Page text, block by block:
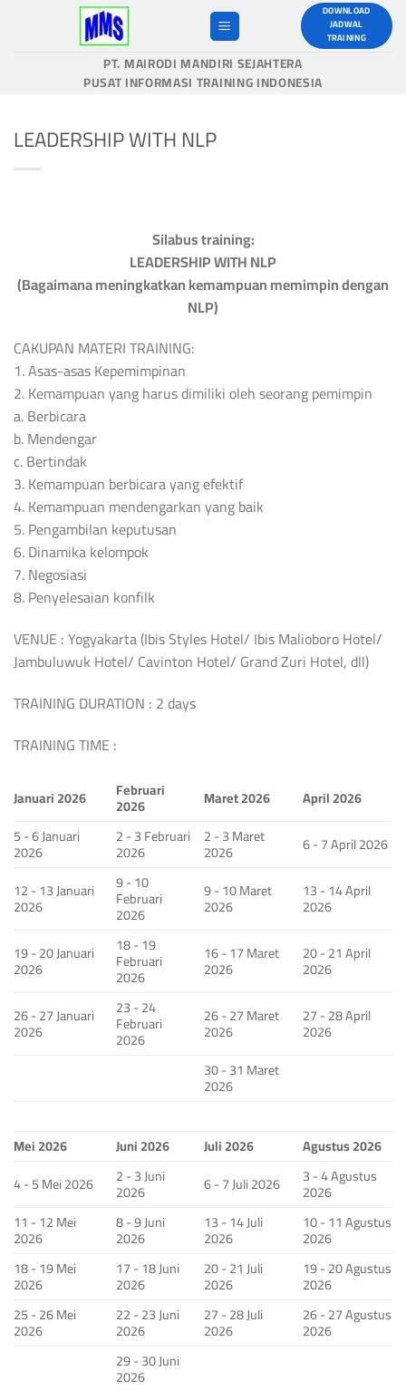
DOWNLOAD
JADWAL
TRAINING
PT. MAIRODI MANDIRI SEJAHTERA
PUSAT INFORMASI TRAINING INDONESIA
LEADERSHIP WITH NLP
Silabus training:
LEADERSHIP WITH NLP
(Bagaimana meningkatkan kemampuan memimpin dengan
NLP)
CAKUPAN MATERI TRAINING:
1. Asas-asas Kepemimpinan
2. Kemampuan yang harus dimiliki oleh seorang pemimpin
a. Berbicara
b. Mendengar
c. Bertindak
3. Kemampuan berbicara yang efektif
4. Kemampuan mendengarkan yang baik
5. Pengambilan keputusan
6. Dinamika kelompok
7. Negosiasi
8. Penyelesaian konfilk
VENUE : Yogyakarta (Ibis Styles Hotel/ Ibis Malioboro Hotel/
Jambuluwuk Hotel/ Cavinton Hotel/ Grand Zuri Hotel, dll)
TRAINING DURATION : 2 days
TRAINING TIME :
Januari 2026 Februari
2026 Maret 2026
April 2026
5 - 6 Januari
2026
2 - 3 Februari
2026
2 - 3 Maret
2026
6 - 7 April 2026
12 - 13 Januari
2026
9 - 10
Februari
2026
9 - 10 Maret
2026
13 - 14 April
2026
19 - 20 Januari
2026
18 - 19
Februari
2026
16 - 17 Maret
2026
20 - 21 April
2026
26 - 27 Januari
2026
23 - 24
Februari
2026
26 - 27 Maret
2026
27 - 28 April
2026
30 - 31 Maret
2026
Mei 2026 Juni 2026 Juli 2026
Agustus 2026
4 - 5 Mei 2026
2 - 3 Juni
2026 6 - 7 Juli 2026 3 - 4 Agustus
2026
11 - 12 Mei
2026
8 - 9 Juni
2026
13 - 14 Juli
2026
10 - 11 Agustus
2026
18 - 19 Mei
2026
17 - 18 Juni
2026
20 - 21 Juli
2026
19 - 20 Agustus
2026
25 - 26 Mei
2026
22 - 23 Juni
2026
27 - 28 Juli
2026
26 - 27 Agustus
2026
29 - 30 Juni
2026